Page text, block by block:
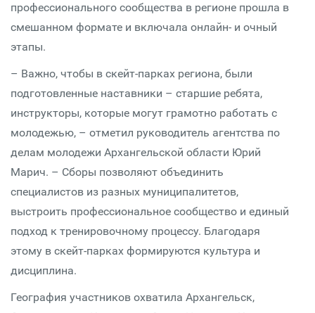
профессионального сообщества в регионе прошла в
смешанном формате и включала онлайн- и очный
этапы.
– Важно, чтобы в скейт-парках региона, были
подготовленные наставники – старшие ребята,
инструкторы, которые могут грамотно работать с
молодежью, – отметил руководитель агентства по
делам молодежи Архангельской области Юрий
Марич. – Сборы позволяют объединить
специалистов из разных муниципалитетов,
выстроить профессиональное сообщество и единый
подход к тренировочному процессу. Благодаря
этому в скейт-парках формируются культура и
дисциплина.
География участников охватила Архангельск,